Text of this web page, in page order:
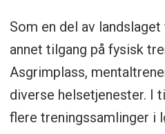
Som en del av
annet tilgang på fysisk
Asgrimplass,
diverse helsetjenester. I
flere treningssamlinger i